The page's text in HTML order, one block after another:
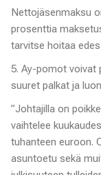
Nettojäsenmaksu
prosenttia
tarvitse hoitaa
5. Ay-pomot voivat
suuret palkat ja
”Johtajilla on
vaihtelee
tuhanteen euroon.
asuntoetu sekä